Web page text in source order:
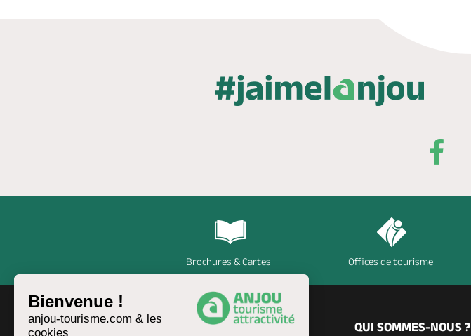
Bienvenue !
anjou-tourisme.com & les
cookies
Brochures & Cartes Offices de tourisme
QUI SOMMES-NOUS ?